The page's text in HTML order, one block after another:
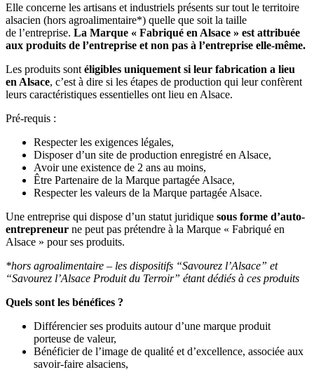
Elle concerne les artisans et industriels présents sur tout le territoire
alsacien (hors agroalimentaire*) quelle que soit la taille
de l’entreprise. La Marque « Fabriqué en Alsace » est attribuée
aux produits de l’entreprise et non pas à l’entreprise elle-même.
Les produits sont éligibles uniquement si leur fabrication a lieu
en Alsace, c’est à dire si les étapes de production qui leur confèrent
leurs caractéristiques essentielles ont lieu en Alsace.
Pré-requis :
Respecter les exigences légales,
Disposer d’un site de production enregistré en Alsace,
Avoir une existence de 2 ans au moins,
Être Partenaire de la Marque partagée Alsace,
Respecter les valeurs de la Marque partagée Alsace.
Une entreprise qui dispose d’un statut juridique sous forme d’auto-
entrepreneur ne peut pas prétendre à la Marque « Fabriqué en
Alsace » pour ses produits.
*hors agroalimentaire – les dispositifs “Savourez l’Alsace” et
“Savourez l’Alsace Produit du Terroir” étant dédiés à ces produits
Quels sont les bénéfices ?
Différencier ses produits autour d’une marque produit
porteuse de valeur,
Bénéficier de l’image de qualité et d’excellence, associée aux
savoir-faire alsaciens,